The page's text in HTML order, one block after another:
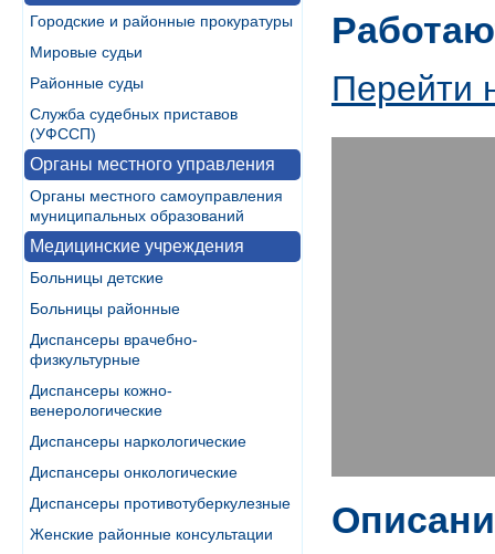
Городские и районные прокуратуры
Мировые судьи
Районные суды
Служба судебных приставов
(УФССП)
Органы местного управления
Органы местного самоуправления
муниципальных образований
Медицинские учреждения
Больницы детские
Больницы районные
Диспансеры врачебно-
физкультурные
Диспансеры кожно-
венерологические
Диспансеры наркологические
Диспансеры онкологические
Диспансеры противотуберкулезные
Женские районные консультации
Перейти